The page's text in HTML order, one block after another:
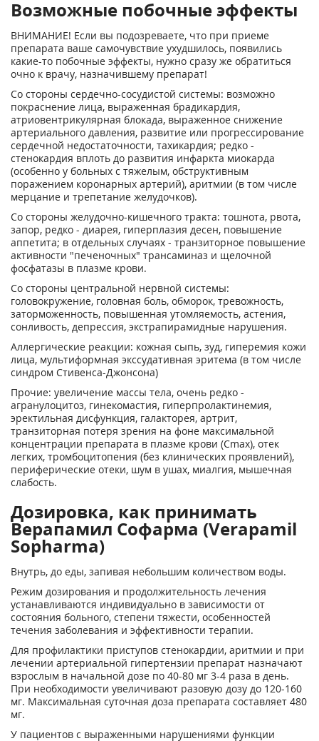
Возможные побочные эффекты
ВНИМАНИЕ! Если вы подозреваете, что при приеме
препарата ваше самочувствие ухудшилось, появились
какие-то побочные эффекты, нужно сразу же обратиться
очно к врачу, назначившему препарат!
Со стороны сердечно-сосудистой системы: возможно
покраснение лица, выраженная брадикардия,
атриовентрикулярная блокада, выраженное снижение
артериального давления, развитие или прогрессирование
сердечной недостаточности, тахикардия; редко -
стенокардия вплоть до развития инфаркта миокарда
(особенно у больных с тяжелым, обструктивным
поражением коронарных артерий), аритмии (в том числе
мерцание и трепетание желудочков).
Со стороны желудочно-кишечного тракта: тошнота, рвота,
запор, редко - диарея, гиперплазия десен, повышение
аппетита; в отдельных случаях - транзиторное повышение
активности "печеночных" трансаминаз и щелочной
фосфатазы в плазме крови.
Со стороны центральной нервной системы:
головокружение, головная боль, обморок, тревожность,
заторможенность, повышенная утомляемость, астения,
сонливость, депрессия, экстрапирамидные нарушения.
Аллергические реакции: кожная сыпь, зуд, гиперемия кожи
лица, мультиформная экссудативная эритема (в том числе
синдром Стивенса-Джонсона)
Прочие: увеличение массы тела, очень редко -
агранулоцитоз, гинекомастия, гиперпролактинемия,
эректильная дисфункция, галакторея, артрит,
транзиторная потеря зрения на фоне максимальной
концентрации препарата в плазме крови (Сmах), отек
легких, тромбоцитопения (без клинических проявлений),
периферические отеки, шум в ушах, миалгия, мышечная
слабость.
Дозировка, как принимать
Верапамил Софарма (Verapamil
Sopharma)
Внутрь, до еды, запивая небольшим количеством воды.
Режим дозирования и продолжительность лечения
устанавливаются индивидуально в зависимости от
состояния больного, степени тяжести, особенностей
течения заболевания и эффективности терапии.
Для профилактики приступов стенокардии, аритмии и при
лечении артериальной гипертензии препарат назначают
взрослым в начальной дозе по 40-80 мг 3-4 раза в день.
При необходимости увеличивают разовую дозу до 120-160
мг. Максимальная суточная доза препарата составляет 480
мг.
У пациентов с выраженными нарушениями функции